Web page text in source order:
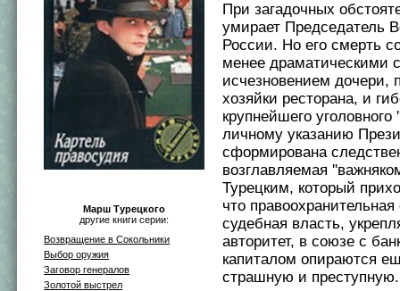
Марш Турецкого
другие книги серии:
Возвращение в Сокольники
Выбор оружия
Заговор генералов
Золотой выстрел
При загадочных
умирает Председатель
России. Но его смерть
менее драматическими
исчезновением дочери,
хозяйки ресторана, и
крупнейшего уголовного
личному указанию
сформирована
возглавляемая
Турецким, который
что
судебная власть,
авторитет, в союзе с
капиталом опираются
страшную и преступную.